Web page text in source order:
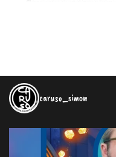
caruso_simon